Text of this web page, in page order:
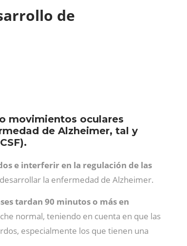
de
movimientos oculares
de Alzheimer, tal y
e interferir en la regulación de las
la enfermedad de Alzheimer.
tardan 90 minutos o más en
normal, teniendo en cuenta en que las
especialmente los que tienen una